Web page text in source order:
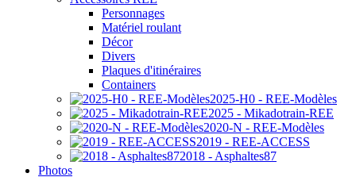
Personnages
Matériel roulant
Décor
Divers
Plaques d'itinéraires
Containers
2025-H0 - REE-Modèles
2025 - Mikadotrain-REE
2020-N - REE-Modèles
2019 - REE-ACCESS
2018 - Asphaltes87
Photos